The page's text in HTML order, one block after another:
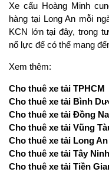
Xe cẩu Hoàng Minh
hàng tại Long An mỗi
KCN lớn tại đây, trong
nổ lực để có thể mang
Xem thêm:
Cho thuê xe tải TPHCM
Cho thuê xe tải Bình
Cho thuê xe tải Đồng
Cho thuê xe tải Vũng
Cho thuê xe tải Long An
Cho thuê xe tải Tây Ninh
Cho thuê xe tải Tiền